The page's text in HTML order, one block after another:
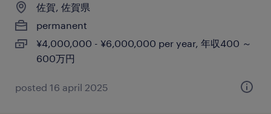
佐賀, 佐賀県
permanent
¥4,000,000 - ¥6,000,000 per year, 年収400 ～
600万円
posted 16 april 2025